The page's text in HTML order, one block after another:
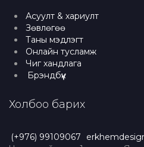
Асуулт & хариулт
Зөвлөгөө
Таны мэдлэгт
Онлайн тусламж
Чиг хандлага
Брэндбүүк
Холбоо барих
(+976) 99109067